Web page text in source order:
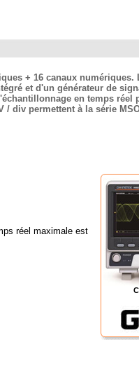
+ 16 canaux numériques.
et d'un générateur de
en temps réel
div permettent à la série
réel maximale est